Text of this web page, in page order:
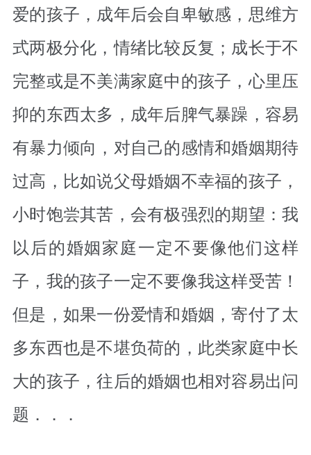
爱的孩子，成年后会自卑敏感，思维方
式两极分化，情绪比较反复；成长于不
完整或是不美满家庭中的孩子，心里压
抑的东西太多，成年后脾气暴躁，容易
有暴力倾向，对自己的感情和婚姻期待
过高，比如说父母婚姻不幸福的孩子，
小时饱尝其苦，会有极强烈的期望：我
以后的婚姻家庭一定不要像他们这样
子，我的孩子一定不要像我这样受苦！
但是，如果一份爱情和婚姻，寄付了太
多东西也是不堪负荷的，此类家庭中长
大的孩子，往后的婚姻也相对容易出问
题．．．